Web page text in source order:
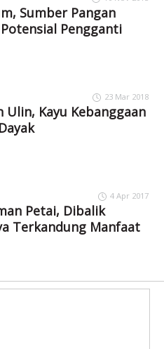
Sumber Pangan
Pengganti
23 Mar 2018
Ulin, Kayu Kebanggaan
4 Apr 2017
Petai, Dibalik
Terkandung Manfaat